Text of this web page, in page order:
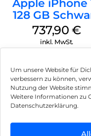
Um unsere Website für
verbessern zu können,
Nutzung der Website
Weitere Informationen zu
Datenschutzerklärung.
Apple iPhone
128 GB
737,90€
inkl. MwSt.
Impressum